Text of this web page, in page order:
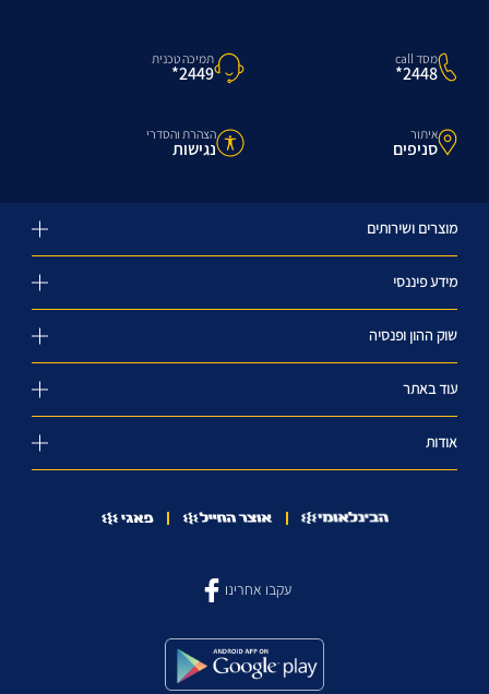
מסד call
2448*
תמיכה טכנית
2449*
איתור
סניפים
הצהרת והסדרי
נגישות
מוצרים ושירותים
מידע פיננסי
שוק ההון ופנסיה
עוד באתר
אודות
עקבו אחרינו